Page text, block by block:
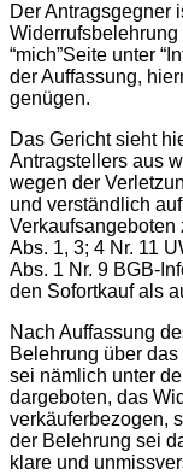
Der Antragsgegner
“mich”Seite unter
der Auffassung,
genügen.
Das Gericht sieht
Antragstellers aus
wegen der
und verständlich
Abs. 1, 3; 4 Nr. 11
Abs. 1 Nr. 9 BGB-
den Sofortkauf als
Nach Auffassung
Belehrung über das
sei nämlich unter
dargeboten, das
verkäuferbezogen,
der Belehrung sei
klare und